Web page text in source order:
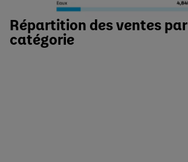
Répartition des ventes par
catégorie